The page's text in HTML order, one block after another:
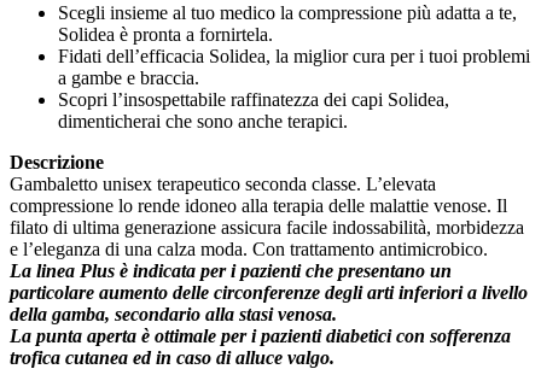
Scegli insieme al tuo medico la compressione più adatta a te,
Solidea è pronta a fornirtela.
Fidati dell’efficacia Solidea, la miglior cura per i tuoi problemi
a gambe e braccia.
Scopri l’insospettabile raffinatezza dei capi Solidea,
dimenticherai che sono anche terapici.
Descrizione
Gambaletto unisex terapeutico seconda classe. L’elevata
compressione lo rende idoneo alla terapia delle malattie venose. Il
filato di ultima generazione assicura facile indossabilità, morbidezza
e l’eleganza di una calza moda. Con trattamento antimicrobico.
La linea Plus è indicata per i pazienti che presentano un
particolare aumento delle circonferenze degli arti inferiori a livello
della gamba, secondario alla stasi venosa.
La punta aperta è ottimale per i pazienti diabetici con sofferenza
trofica cutanea ed in caso di alluce valgo.